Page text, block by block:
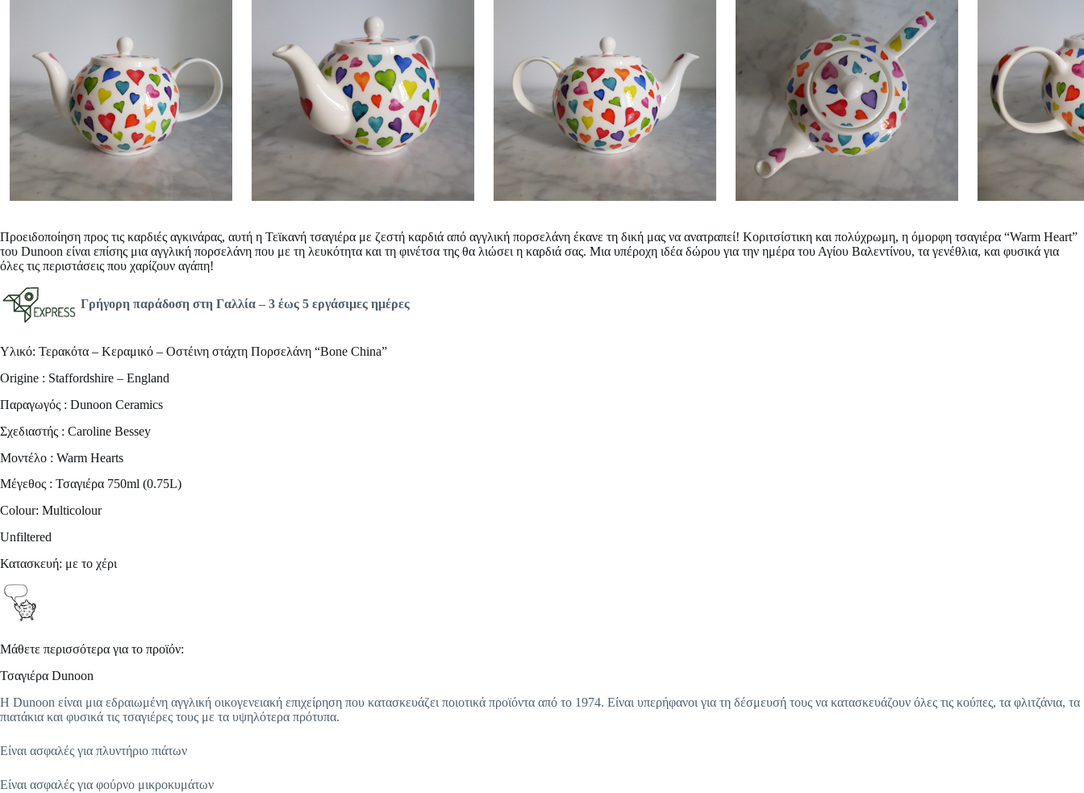
Προειδοποίηση προς τις καρδιές αγκινάρας, αυτή η Τεϊκανή τσαγιέρα με ζεστή καρδιά από αγγλική πορσελάνη έκανε τη δική μας να ανατραπεί! Κοριτσίστικη και πολύχρωμη, η όμορφη τσαγιέρα “Warm Heart”
του Dunoon είναι επίσης μια αγγλική πορσελάνη που με τη λευκότητα και τη φινέτσα της θα λιώσει η καρδιά σας. Μια υπέροχη ιδέα δώρου για την ημέρα του Αγίου Βαλεντίνου, τα γενέθλια, και φυσικά για
όλες τις περιστάσεις που χαρίζουν αγάπη!
Γρήγορη παράδοση στη Γαλλία – 3 έως 5 εργάσιμες ημέρες
Υλικό: Τερακότα – Κεραμικό – Οστέινη στάχτη Πορσελάνη “Bone China”
Origine : Staffordshire – England
Παραγωγός : Dunoon Ceramics
Σχεδιαστής : Caroline Bessey
Μοντέλο : Warm Hearts
Μέγεθος : Τσαγιέρα 750ml (0.75L)
Colour: Multicolour
Unfiltered
Κατασκευή: με το χέρι
Μάθετε περισσότερα για το προϊόν:
Τσαγιέρα Dunoon
Η Dunoon είναι μια εδραιωμένη αγγλική οικογενειακή επιχείρηση που κατασκευάζει ποιοτικά προϊόντα από το 1974. Είναι υπερήφανοι για τη δέσμευσή τους να κατασκευάζουν όλες τις κούπες, τα φλιτζάνια, τα
πιατάκια και φυσικά τις τσαγιέρες τους με τα υψηλότερα πρότυπα.
Είναι ασφαλές για πλυντήριο πιάτων
Είναι ασφαλές για φούρνο μικροκυμάτων